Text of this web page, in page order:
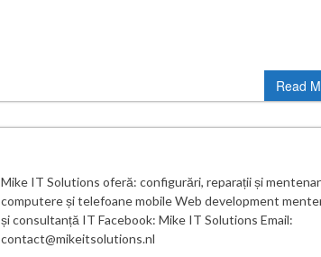
Read
Mike IT Solutions oferă: configurări, reparații și
computere și telefoane mobile Web development
și consultanță IT Facebook: Mike IT Solutions Email:
contact@mikeitsolutions.nl